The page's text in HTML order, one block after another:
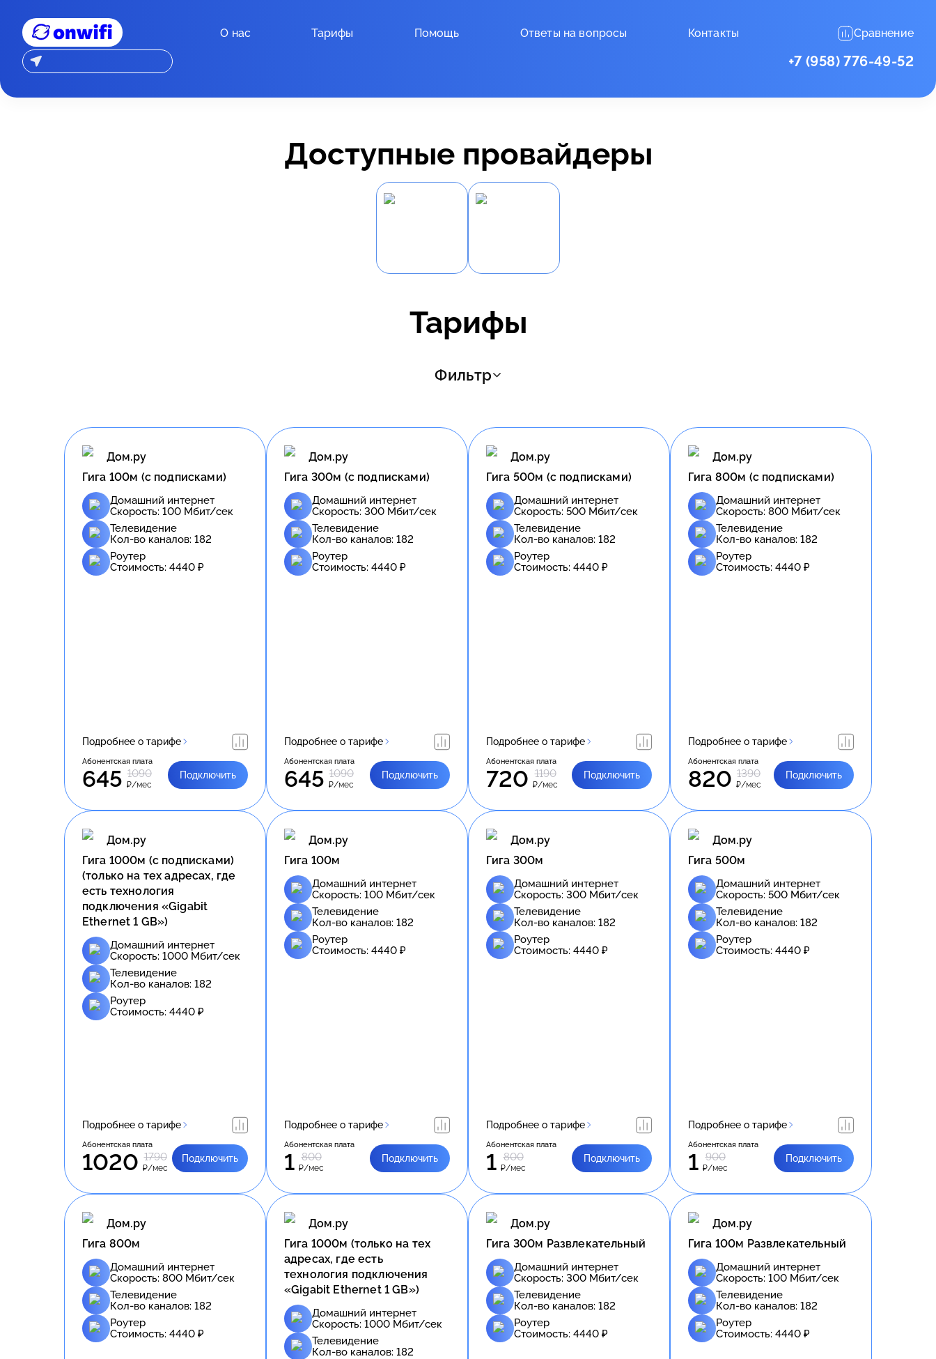
О нас Тарифы Помощь Ответы на вопросы Контакты Сравнение
+7 (958) 776-49-52
Доступные провайдеры
Тарифы
Фильтр
Дом.ру
Гига 100м (с подписками)
Домашний интернет
Скорость: 100 Мбит/сек
Телевидение
Кол-во каналов: 182
Роутер
Стоимость: 4440 ₽
Подробнее о тарифе
Абонентская плата
645 1090
₽/мес
Подключить
Дом.ру
Гига 300м (с подписками)
Домашний интернет
Скорость: 300 Мбит/сек
Телевидение
Кол-во каналов: 182
Роутер
Стоимость: 4440 ₽
Подробнее о тарифе
Абонентская плата
645 1090
₽/мес
Подключить
Дом.ру
Гига 500м (с подписками)
Домашний интернет
Скорость: 500 Мбит/сек
Телевидение
Кол-во каналов: 182
Роутер
Стоимость: 4440 ₽
Подробнее о тарифе
Абонентская плата
720 1190
₽/мес
Подключить
Дом.ру
Гига 800м (с подписками)
Домашний интернет
Скорость: 800 Мбит/сек
Телевидение
Кол-во каналов: 182
Роутер
Стоимость: 4440 ₽
Подробнее о тарифе
Абонентская плата
820 1390
₽/мес
Подключить
Дом.ру
Гига 1000м (с подписками)
(только на тех адресах, где
есть технология
подключения «Gigabit
Ethernet 1 GB»)
Домашний интернет
Скорость: 1000 Мбит/сек
Телевидение
Кол-во каналов: 182
Роутер
Стоимость: 4440 ₽
Подробнее о тарифе
Абонентская плата
1020 1790
₽/мес
Подключить
Дом.ру
Гига 100м
Домашний интернет
Скорость: 100 Мбит/сек
Телевидение
Кол-во каналов: 182
Роутер
Стоимость: 4440 ₽
Подробнее о тарифе
Абонентская плата
1 800
₽/мес
Подключить
Дом.ру
Гига 300м
Домашний интернет
Скорость: 300 Мбит/сек
Телевидение
Кол-во каналов: 182
Роутер
Стоимость: 4440 ₽
Подробнее о тарифе
Абонентская плата
1 800
₽/мес
Подключить
Дом.ру
Гига 500м
Домашний интернет
Скорость: 500 Мбит/сек
Телевидение
Кол-во каналов: 182
Роутер
Стоимость: 4440 ₽
Подробнее о тарифе
Абонентская плата
1 900
₽/мес
Подключить
Дом.ру
Гига 800м
Домашний интернет
Скорость: 800 Мбит/сек
Телевидение
Кол-во каналов: 182
Роутер
Стоимость: 4440 ₽
Дом.ру
Гига 1000м (только на тех
адресах, где есть
технология подключения
«Gigabit Ethernet 1 GB»)
Домашний интернет
Скорость: 1000 Мбит/сек
Телевидение
Кол-во каналов: 182
Дом.ру
Гига 300м Развлекательный
Домашний интернет
Скорость: 300 Мбит/сек
Телевидение
Кол-во каналов: 182
Роутер
Стоимость: 4440 ₽
Дом.ру
Гига 100м Развлекательный
Домашний интернет
Скорость: 100 Мбит/сек
Телевидение
Кол-во каналов: 182
Роутер
Стоимость: 4440 ₽